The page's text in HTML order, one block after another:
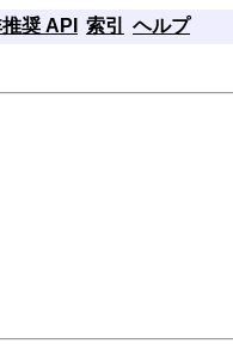
奨 API 索引 ヘルプ